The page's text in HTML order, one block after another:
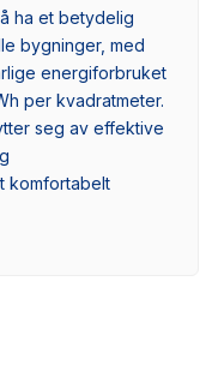
ha et betydelig
bygninger, med
energiforbruket
per kvadratmeter.
seg av effektive
komfortabelt